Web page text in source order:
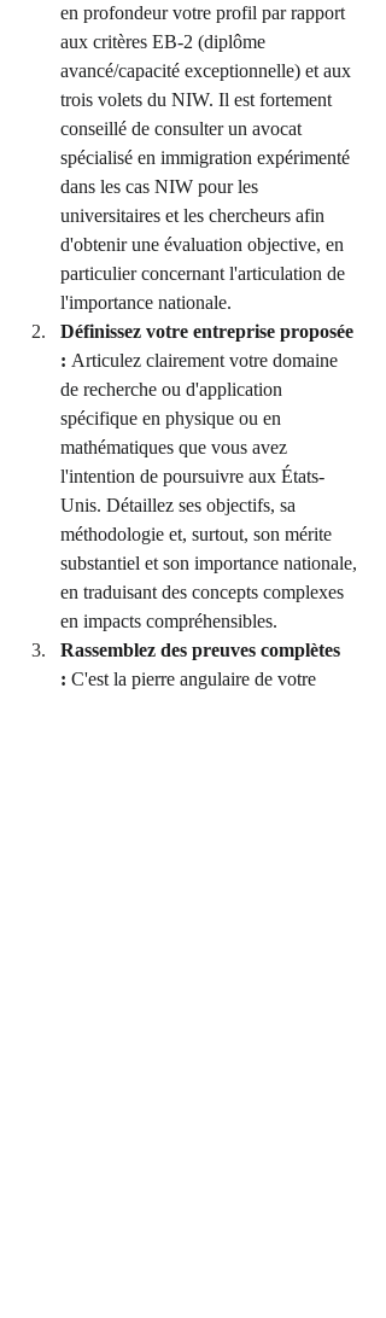
en profondeur votre profil par rapport
aux critères EB-2 (diplôme
avancé/capacité exceptionnelle) et aux
trois volets du NIW. Il est fortement
conseillé de consulter un avocat
spécialisé en immigration expérimenté
dans les cas NIW pour les
universitaires et les chercheurs afin
d'obtenir une évaluation objective, en
particulier concernant l'articulation de
l'importance nationale.
Définissez votre entreprise proposée
: Articulez clairement votre domaine
de recherche ou d'application
spécifique en physique ou en
mathématiques que vous avez
l'intention de poursuivre aux États-
Unis. Détaillez ses objectifs, sa
méthodologie et, surtout, son mérite
substantiel et son importance nationale,
en traduisant des concepts complexes
en impacts compréhensibles.
Rassemblez des preuves complètes
: C'est la pierre angulaire de votre